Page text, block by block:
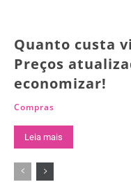
Quanto custa
Preços
economizar!
Compras
Leia mais